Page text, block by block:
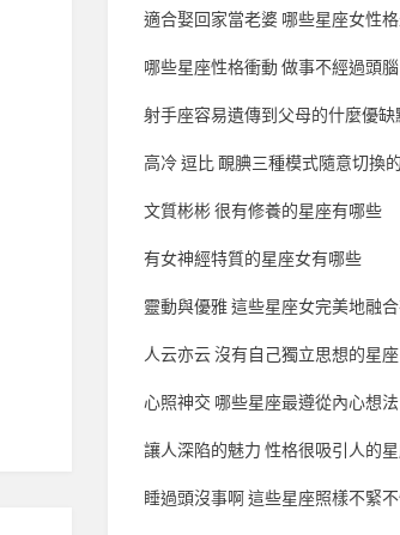
適合娶回家當老婆 哪些星座女性
哪些星座性格衝動 做事不經過頭腦
射手座容易遺傳到父母的什麼優缺
高冷 逗比 靦腆三種模式隨意切換
文質彬彬 很有修養的星座有哪些
有女神經特質的星座女有哪些
靈動與優雅 這些星座女完美地融
人云亦云 沒有自己獨立思想的星座
心照神交 哪些星座最遵從內心想法
讓人深陷的魅力 性格很吸引人的
睡過頭沒事啊 這些星座照樣不緊